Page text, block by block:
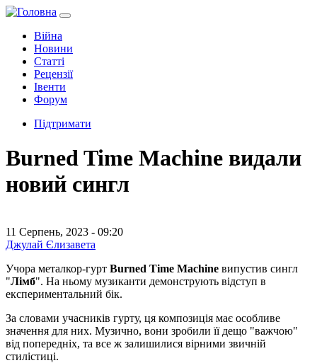
Війна
Новини
Статті
Рецензії
Івенти
Форум
Підтримати
Burned Time Machine видали
новий сингл
11 Серпень, 2023 - 09:20
Джулай Єлизавета
Учора металкор-гурт Burned Time Machine випустив сингл
"Лімб". На ньому музиканти демонструють відступ в
експериментальний бік.
За словами учасників гурту, ця композиція має особливе
значення для них. Музично, вони зробили її дещо "важчою"
від попередніх, та все ж залишилися вірними звичній
стилістиці.